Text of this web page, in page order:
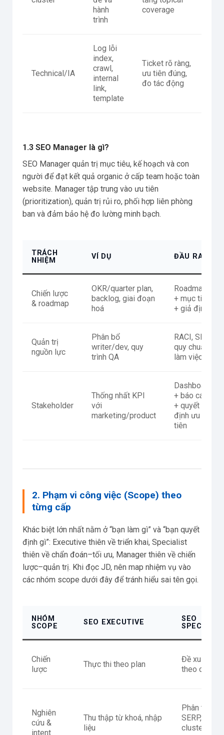
hành
trình
coverage
Technical/IA
Log lỗi
index,
crawl,
internal
link,
template
Ticket rõ ràng,
ưu tiên đúng,
đo tác động
1.3 SEO Manager là gì?
SEO Manager quản trị mục tiêu, kế hoạch và con
người để đạt kết quả organic ở cấp team hoặc toàn
website. Manager tập trung vào ưu tiên
(prioritization), quản trị rủi ro, phối hợp liên phòng
ban và đảm bảo hệ đo lường minh bạch.
TRÁCH
NHIỆM
VÍ DỤ ĐẦU RA
Chiến lược
& roadmap
OKR/quarter plan,
backlog, giai đoạn
hoá
Roadmap
+ mục tiêu
+ giả định
Quản trị
nguồn lực
Phân bổ
writer/dev, quy
trình QA
RACI, SLA,
quy chuẩn
làm việc
Stakeholder
Thống nhất KPI
với
marketing/product
Dashboard
+ báo cáo
+ quyết
định ưu
tiên
2. Phạm vi công việc (Scope) theo
từng cấp
Khác biệt lớn nhất nằm ở “bạn làm gì” và “bạn quyết
định gì”: Executive thiên về triển khai, Specialist
thiên về chẩn đoán–tối ưu, Manager thiên về chiến
lược–quản trị. Khi đọc JD, nên map nhiệm vụ vào
các nhóm scope dưới đây để tránh hiểu sai tên gọi.
NHÓM
SCOPE
SEO EXECUTIVE
SEO
Chiến
lược
Thực thi theo plan
Đề xuất plan
theo cụm
Nghiên
cứu &
intent
Thu thập từ khoá, nhập
liệu
Phân tích
SERP,
cluster,